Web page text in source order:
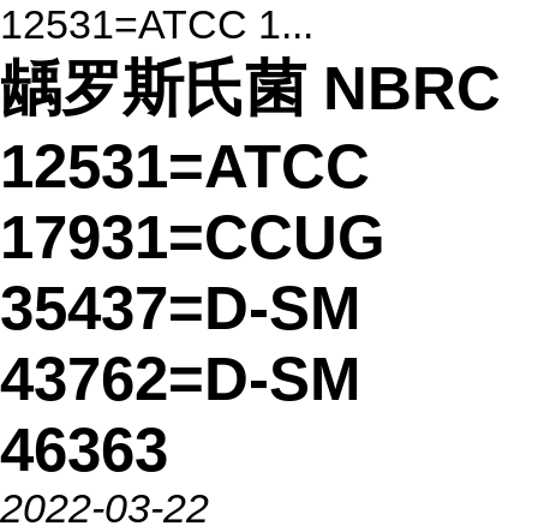
12531=ATCC 1...
龋罗斯氏菌 NBRC
12531=ATCC
17931=CCUG
35437=D-SM
43762=D-SM
46363
2022-03-22